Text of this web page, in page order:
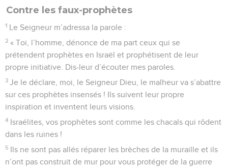
Contre les faux-prophètes
1 Le Seigneur m’adressa la parole :
2 « Toi, l’homme, dénonce de ma part ceux qui se
prétendent prophètes en Israël et prophétisent de leur
propre initiative. Dis-leur d’écouter mes paroles.
3 Je le déclare, moi, le Seigneur Dieu, le malheur va s’abattre
sur ces prophètes insensés ! Ils suivent leur propre
inspiration et inventent leurs visions.
4 Israélites, vos prophètes sont comme les chacals qui rôdent
dans les ruines !
5 Ils ne sont pas allés réparer les brèches de la muraille et ils
n’ont pas construit de mur pour vous protéger de la guerre